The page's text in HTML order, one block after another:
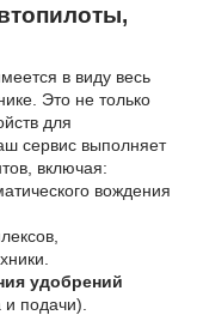
в виду весь
Это не только
для
сервис выполняет
включая:
вождения
удобрений
подачи).